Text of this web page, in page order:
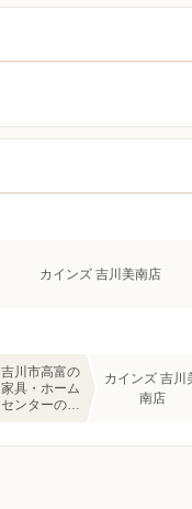
カインズ 吉川美南店
吉川市高富の
家具・ホーム
センターのチ
カインズ 吉川
南店